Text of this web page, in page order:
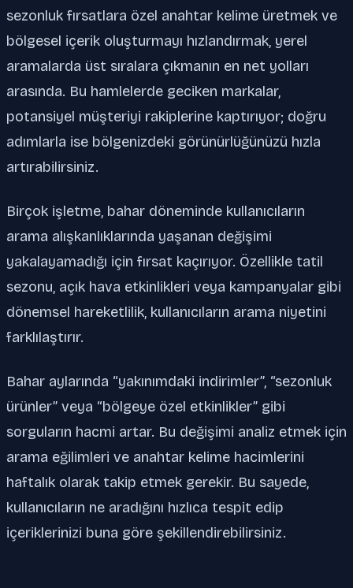
sezonluk fırsatlara özel anahtar kelime üretmek ve
bölgesel içerik oluşturmayı hızlandırmak, yerel
aramalarda üst sıralara çıkmanın en net yolları
arasında. Bu hamlelerde geciken markalar,
potansiyel müşteriyi rakiplerine kaptırıyor; doğru
adımlarla ise bölgenizdeki görünürlüğünüzü hızla
artırabilirsiniz.
Birçok işletme, bahar döneminde kullanıcıların
arama alışkanlıklarında yaşanan değişimi
yakalayamadığı için fırsat kaçırıyor. Özellikle tatil
sezonu, açık hava etkinlikleri veya kampanyalar gibi
dönemsel hareketlilik, kullanıcıların arama niyetini
farklılaştırır.
Bahar aylarında “yakınımdaki indirimler”, “sezonluk
ürünler” veya “bölgeye özel etkinlikler” gibi
sorguların hacmi artar. Bu değişimi analiz etmek için
arama eğilimleri ve anahtar kelime hacimlerini
haftalık olarak takip etmek gerekir. Bu sayede,
kullanıcıların ne aradığını hızlıca tespit edip
içeriklerinizi buna göre şekillendirebilirsiniz.